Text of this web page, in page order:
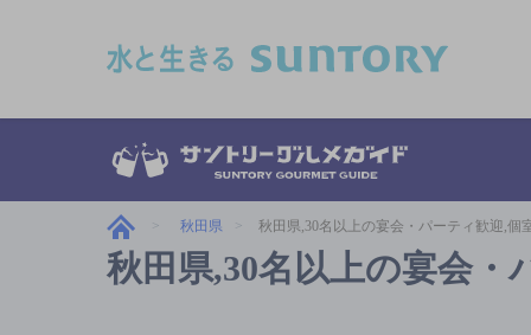
秋田県 秋田県,30名以上の宴会・パーティ歓迎,個
秋田県,30名以上の宴会・